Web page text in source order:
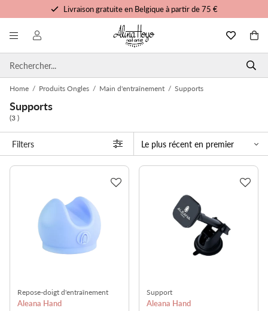
Livraison gratuite en Belgique à partir de 75 €
Formation et tutoriels gratuits
Commandé avant 15h00, expédié aujourd'hui
Home / Produits Ongles / Main d'entraînement / Supports
Supports
(3 )
Filters
Repose-doigt d'entraînement
Aleana Hand
Support
Aleana Hand